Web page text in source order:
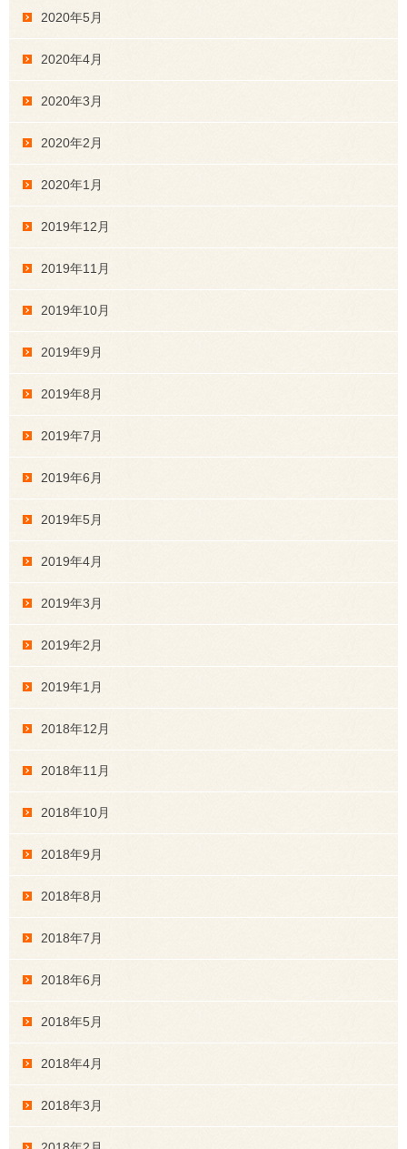
2020年5月
2020年4月
2020年3月
2020年2月
2020年1月
2019年12月
2019年11月
2019年10月
2019年9月
2019年8月
2019年7月
2019年6月
2019年5月
2019年4月
2019年3月
2019年2月
2019年1月
2018年12月
2018年11月
2018年10月
2018年9月
2018年8月
2018年7月
2018年6月
2018年5月
2018年4月
2018年3月